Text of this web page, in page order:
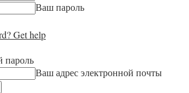
Ваш пароль
Get help
пароль
Ваш адрес электронной почты